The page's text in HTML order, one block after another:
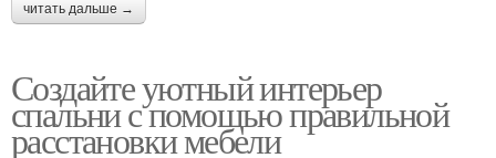
читать дальше →
Создайте уютный интерьер
спальни с помощью правильной
расстановки мебели